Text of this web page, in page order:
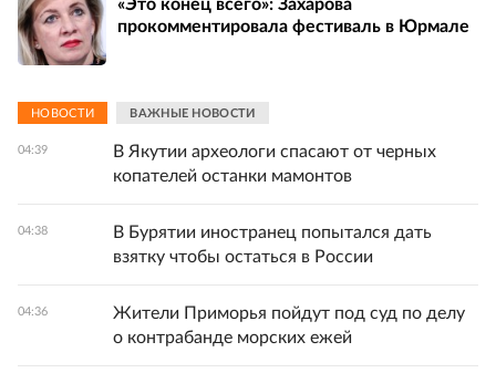
«Это конец всего»: Захарова
прокомментировала фестиваль в Юрмале
НОВОСТИ ВАЖНЫЕ НОВОСТИ
04:39
В Якутии археологи спасают от черных
копателей останки мамонтов
04:38
В Бурятии иностранец попытался дать
взятку чтобы остаться в России
04:36
Жители Приморья пойдут под суд по делу
о контрабанде морских ежей